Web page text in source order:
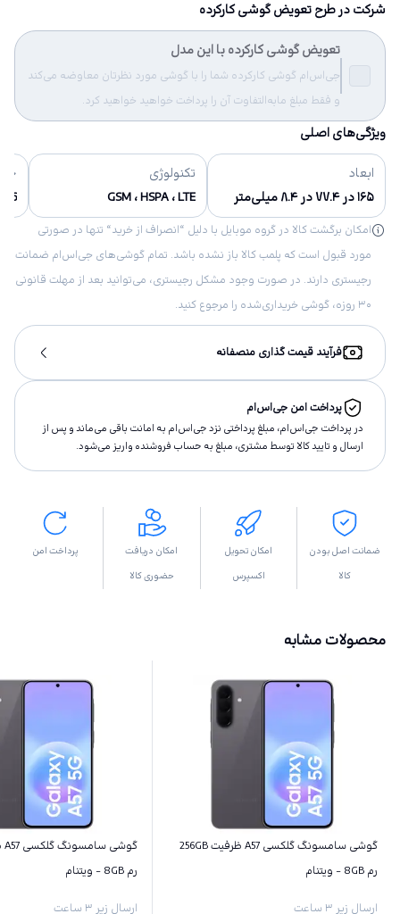
شرکت در طرح تعویض گوشی کارکرده
تعویض گوشی کارکرده با این مدل
جی‌اس‌ام گوشی کارکرده شما را با گوشی مورد نظرتان معاوضه می‌کند
و فقط مبلغ مابه‌التفاوت آن را پرداخت خواهید خواهید کرد.
ویژگی‌های اصلی
ابعاد
۱۶۵ در ۷۷.۴ در ۸.۴ میلی‌متر
تکنولوژی
GSM ، HSPA ، LTE
256 گیگابایت, 128 گیگابایت
امکان برگشت کالا در گروه موبایل با دلیل “انصراف از خرید“ تنها در صورتی
مورد قبول است که پلمب کالا باز نشده باشد. تمام گوشی‌های جی‌اس‌ام ضمانت
رجیستری دارند. در صورت وجود مشکل رجیستری، می‌توانید بعد از مهلت قانونی
۳۰ روزه، گوشی خریداری‌شده را مرجوع کنید.
فرآیند قیمت گذاری منصفانه
پرداخت امن جی‌اس‌ام
در پرداخت جی‌اس‌ام، مبلغ پرداختى نزد جی‌اس‌ام به امانت باقى مى‌ماند و پس از
ارسال و تاييد كالا توسط مشتری، مبلغ به حساب فروشنده واريز مى‌شود.
ضمانت اصل بودن
کالا
امکان تحویل
اکسپرس
امکان دریافت
حضوری کالا
پرداخت امن
محصولات مشابه
گوشی سامسونگ گلکسی A57 ظرفیت 256GB
رم 8GB - ویتنام
ارسال زیر ۳ ساعت
رم 8GB - ویتنام
ارسال زیر ۳ ساعت